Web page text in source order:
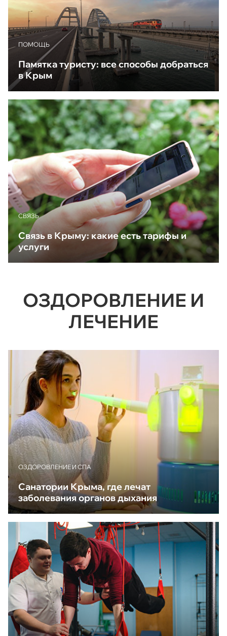
ПОМОЩЬ
Памятка туристу: все способы добраться
в Крым
CВЯЗЬ
Связь в Крыму: какие есть тарифы и
услуги
ОЗДОРОВЛЕНИЕ И
ЛЕЧЕНИЕ
ОЗДОРОВЛЕНИЕ И СПА
Санатории Крыма, где лечат
заболевания органов дыхания